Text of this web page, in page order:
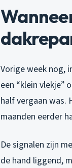
Vorige week nog,
een “klein vlekje”
half vergaan was.
maanden eerder
De signalen zijn
de hand liggend,